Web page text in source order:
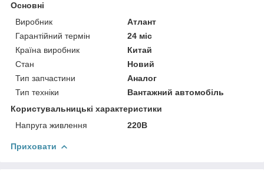
Основні
Виробник
Атлант
Гарантійний термін
24 міс
Країна виробник
Китай
Стан
Новий
Тип запчастини
Аналог
Тип техніки
Вантажний автомобіль
Користувальницькі характеристики
Напруга живлення
220В
Приховати